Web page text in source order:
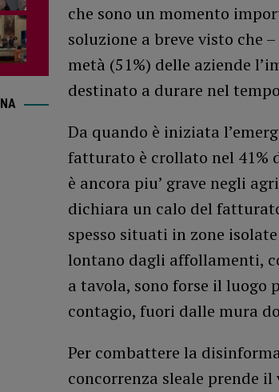
che sono un momento
soluzione a breve visto che
metà (51%) delle aziende
destinato a durare nel
Da quando è iniziata
fatturato è crollato nel 41%
è ancora piu’ grave negli
dichiara un calo del
spesso situati in zone
lontano dagli affollamenti,
a tavola, sono forse il
contagio, fuori dalle mura
Per combattere la
concorrenza sleale prende